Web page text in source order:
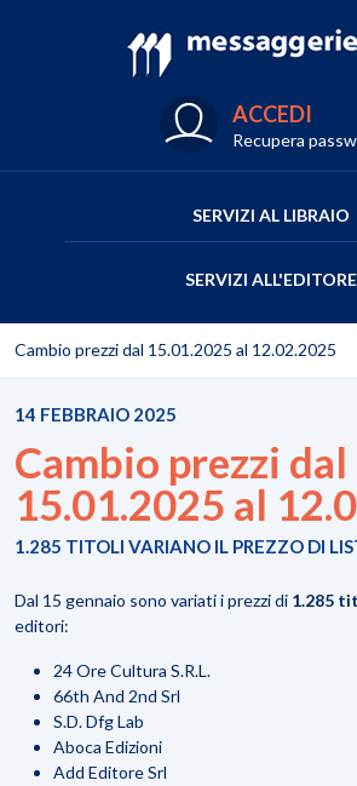
ACCEDI
Recupera
SERVIZI AL LIBRAIO
SERVIZI ALL'EDITORE
Cambio prezzi dal 15.01.2025 al 12.02.2025
14 FEBBRAIO 2025
Cambio prezzi dal
15.01.2025 al
1.285 TITOLI VARIANO IL PREZZO DI
Dal 15 gennaio sono variati i prezzi di 1.285
editori:
24 Ore Cultura S.R.L.
66th And 2nd Srl
S.D. Dfg Lab
Aboca Edizioni
Add Editore Srl